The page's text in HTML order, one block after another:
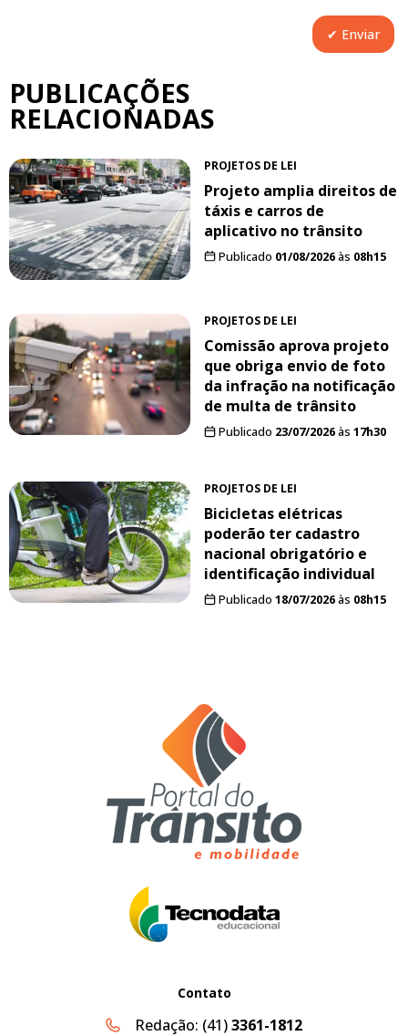
PUBLICAÇÕES
RELACIONADAS
PROJETOS DE LEI
Projeto amplia direitos de
táxis e carros de
aplicativo no trânsito
Publicado 01/08/2026às 08h15
PROJETOS DE LEI
Comissão aprova projeto
que obriga envio de foto
da infração na notificação
de multa de trânsito
Publicado 23/07/2026às 17h30
PROJETOS DE LEI
Bicicletas elétricas
poderão ter cadastro
nacional obrigatório e
identificação individual
Publicado 18/07/2026às 08h15
Contato
Redação: (41)3361-1812